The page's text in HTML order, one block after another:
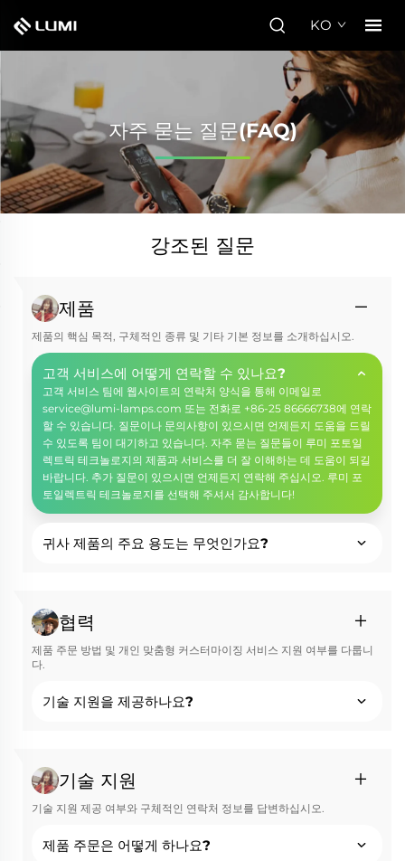
KO
자주 묻는 질문(FAQ)
강조된 질문
제품
제품의 핵심 목적, 구체적인 종류 및 기타 기본 정보를 소개하십시오.
고객 서비스에 어떻게 연락할 수 있나요?
고객 서비스 팀에 웹사이트의 연락처 양식을 통해 이메일로
service@lumi-lamps.com 또는 전화로 +86-25 86666738에 연락
할 수 있습니다. 질문이나 문의사항이 있으시면 언제든지 도움을 드릴
수 있도록 팀이 대기하고 있습니다. 자주 묻는 질문들이 루미 포토일
렉트릭 테크놀로지의 제품과 서비스를 더 잘 이해하는 데 도움이 되길
바랍니다. 추가 질문이 있으시면 언제든지 연락해 주십시오. 루미 포
토일렉트릭 테크놀로지를 선택해 주셔서 감사합니다!
귀사 제품의 주요 용도는 무엇인가요?
협력
제품 주문 방법 및 개인 맞춤형 커스터마이징 서비스 지원 여부를 다룹니
다.
기술 지원을 제공하나요?
기술 지원
기술 지원 제공 여부와 구체적인 연락처 정보를 답변하십시오.
제품 주문은 어떻게 하나요?